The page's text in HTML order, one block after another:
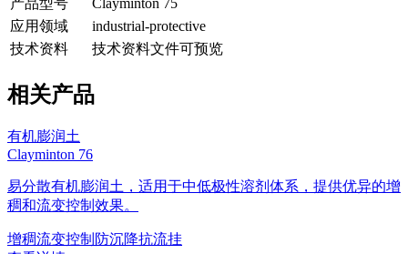
产品型号
Clayminton 75
应用领域
industrial-protective
技术资料
技术资料文件可预览
相关产品
有机膨润土
Clayminton 76
易分散有机膨润土，适用于中低极性溶剂体系，提供优异的增
稠和流变控制效果。
增稠流变控制 防沉降抗流挂